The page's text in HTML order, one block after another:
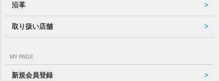
沿革
取り扱い店舗
MY PAGE
新規会員登録